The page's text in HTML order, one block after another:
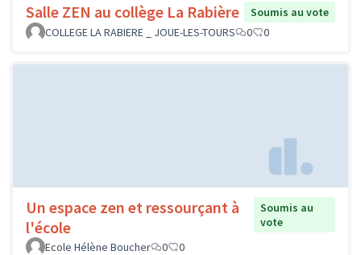
Salle ZEN au collège La Rabière
Soumis au vote
COLLEGE LA RABIERE _ JOUE-LES-TOURS
0 0
Un espace zen et ressourçant à
l'école
Soumis au
vote
Ecole Hélène Boucher
0 0